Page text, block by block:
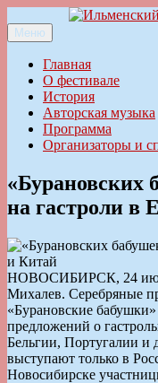
к
содержимому
Ильменский фестиваль
Меню
Главная
О фестивале
История
Авторская музыка
Программа
Организаторы и
«Бурановских
на гастроли в
НОВОСИБИРСК, 24
Михалев. Серебряные
«Бурановские
предложений о
Бельгии, Португалии и
выступают только в
Новосибирске